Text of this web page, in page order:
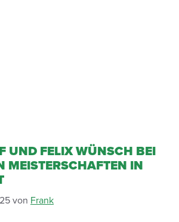
UND FELIX WÜNSCH BEI
MEISTERSCHAFTEN IN
von Frank